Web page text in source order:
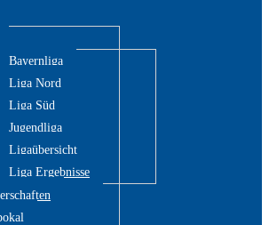
Bayernliga
Liga Nord
Liga Süd
Jugendliga
Ligaübersicht
Liga Ergebnisse